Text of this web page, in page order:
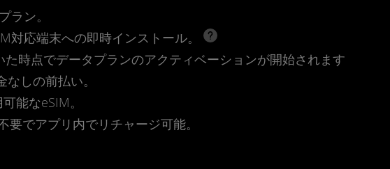
ラン。
対応端末への即時インストール。
時点でデータプランのアクティベーションが開始されます
しの前払い。
能なeSIM。
要でアプリ内でリチャージ可能。